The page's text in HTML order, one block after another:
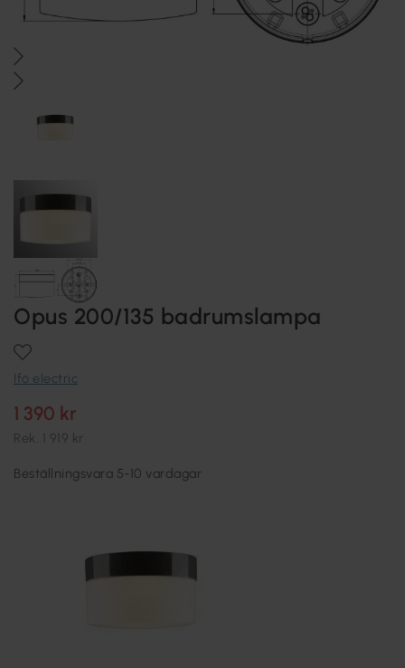
Opus 200/135 badrumslampa
Ifö electric
1 390 kr
Rek. 1 919 kr
Beställningsvara 5-10 vardagar